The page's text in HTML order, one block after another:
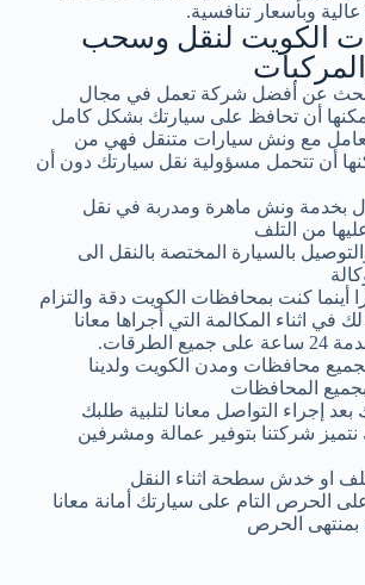
وبأسعار تنافسية.
الكويت لنقل وسحب
تبحث عن أفضل شركة تعمل في مجال
أن تحافظ على سيارتك بشكل كامل
مع ونش سيارات متنقل فهي من
أن تتحمل مسؤولية نقل سيارتك دون أن
بخدمة ونش ماهرة ومدربة في نقل
من التلف
بالسيارة المختصة بالنقل الى
أينما كنت بمحافظات الكويت دقة والتزام
في اثناء المكالمة التي أجراها معانا
محافظات ومدن الكويت ولدينا
المحافظات
إجراء التواصل معانا لتلبية طلبك
شركتنا بتوفير عمالة ومشرفين
او خدش سطحة اثناء النقل
على الحرص التام على سيارتك أمانة معانا
بمنتهى الحرص